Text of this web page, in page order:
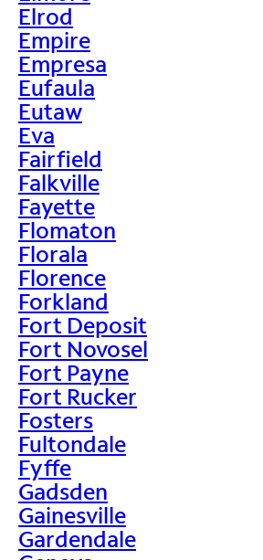
Elrod
Empire
Empresa
Eufaula
Eutaw
Eva
Fairfield
Falkville
Fayette
Flomaton
Florala
Florence
Forkland
Fort Deposit
Fort Novosel
Fort Payne
Fort Rucker
Fosters
Fultondale
Fyffe
Gadsden
Gainesville
Gardendale